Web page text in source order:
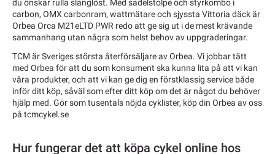
du önskar rulla slanglöst. Med sadelstolpe och styrkombo i
carbon, OMX carbonram, wattmätare och sjyssta Vittoria däck är
Orbea Orca M21eLTD PWR redo att ge sig ut i de mest krävande
sammanhang utan några som helst behov av uppgraderingar.
TCM är Sveriges största återförsäljare av Orbea. Vi jobbar tätt
med Orbea för att du som konsument ska kunna lita på att vi kan
våra produkter, och att vi kan ge dig en förstklassig service både
inför ditt köp, såväl som efter ditt köp om det är något du behöver
hjälp med. Gör som tusentals nöjda cyklister, köp din Orbea av oss
på tcmcykel.se
Hur fungerar det att köpa cykel online hos